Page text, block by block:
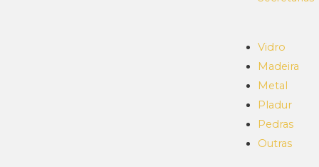
Vidro
Madeira
Metal
Pladur
Pedras
Outras